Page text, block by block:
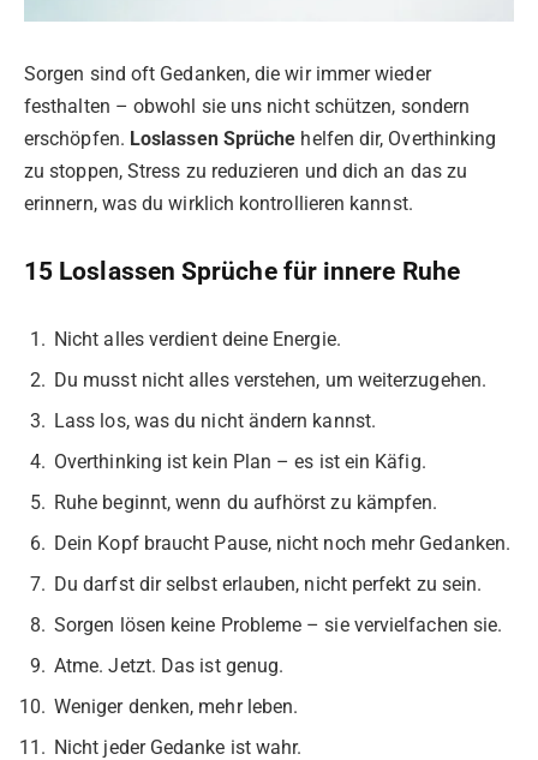
Sorgen sind oft Gedanken, die wir immer wieder
festhalten – obwohl sie uns nicht schützen, sondern
erschöpfen. Loslassen Sprüche helfen dir, Overthinking
zu stoppen, Stress zu reduzieren und dich an das zu
erinnern, was du wirklich kontrollieren kannst.
15 Loslassen Sprüche für innere Ruhe
Nicht alles verdient deine Energie.
Du musst nicht alles verstehen, um weiterzugehen.
Lass los, was du nicht ändern kannst.
Overthinking ist kein Plan – es ist ein Käfig.
Ruhe beginnt, wenn du aufhörst zu kämpfen.
Dein Kopf braucht Pause, nicht noch mehr Gedanken.
Du darfst dir selbst erlauben, nicht perfekt zu sein.
Sorgen lösen keine Probleme – sie vervielfachen sie.
Atme. Jetzt. Das ist genug.
Weniger denken, mehr leben.
Nicht jeder Gedanke ist wahr.